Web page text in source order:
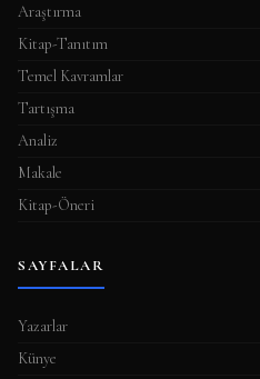
Araştırma
Kitap-Tanıtım
Temel Kavramlar
Tartışma
Analiz
Makale
Kitap-Öneri
SAYFALAR
Yazarlar
Künye